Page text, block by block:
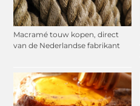
Macramé touw kopen, direct
van de Nederlandse fabrikant